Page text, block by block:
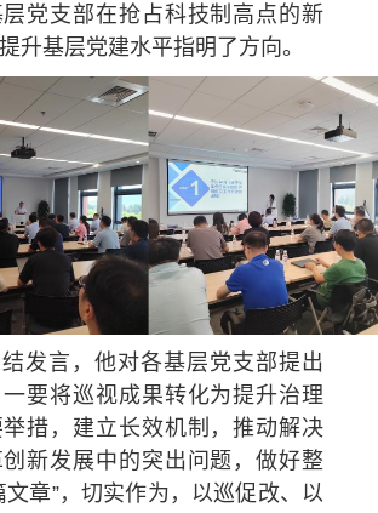
党支部在抢占科技制高点的新
升基层党建水平指明了方向。
发言，他对各基层党支部提出
要将巡视成果转化为提升治理
措，建立长效机制，推动解决
新发展中的突出问题，做好整
文章”，切实作为，以巡促改、以